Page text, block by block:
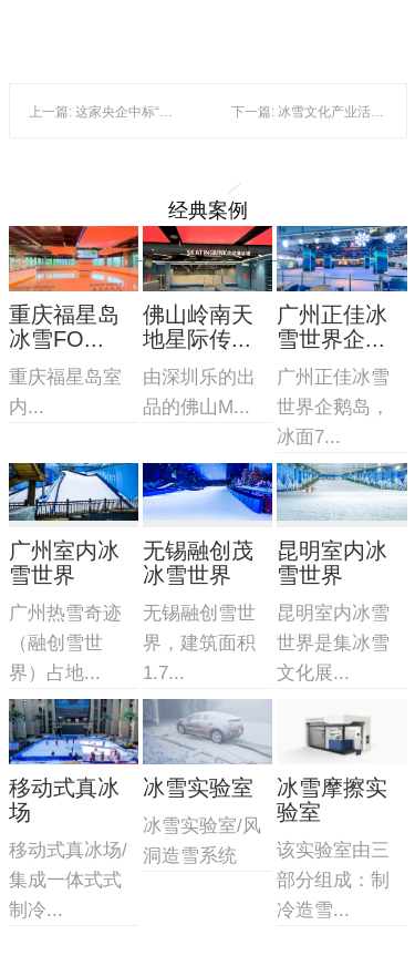
上一篇: 这家央企中标“全球最大室内滑雪场项目” 下一篇: 冰雪文化产业活力十足！申办亚冬会，哈尔滨将迎来发展新起点
经典案例
重庆福星岛
冰雪FO...
重庆福星岛室
内...
佛山岭南天
地星际传...
由深圳乐的出
品的佛山M...
广州正佳冰
雪世界企...
广州正佳冰雪
世界企鹅岛，
冰面7...
广州室内冰
雪世界
广州热雪奇迹
（融创雪世
界）占地...
无锡融创茂
冰雪世界
无锡融创雪世
界，建筑面积
1.7...
昆明室内冰
雪世界
昆明室内冰雪
世界是集冰雪
文化展...
移动式真冰
场
移动式真冰场/
集成一体式式
制冷...
冰雪实验室
冰雪实验室/风
洞造雪系统
冰雪摩擦实
验室
该实验室由三
部分组成：制
冷造雪...